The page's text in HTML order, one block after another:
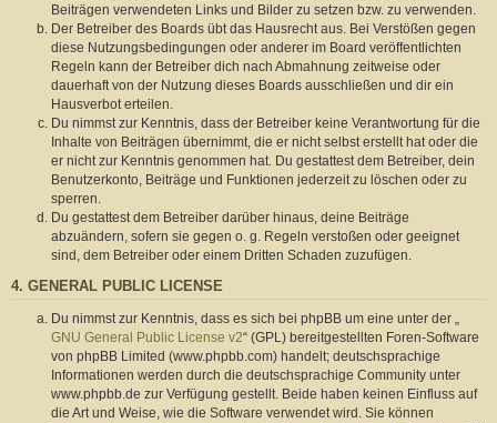
Beiträgen verwendeten Links und Bilder zu setzen bzw. zu verwenden.
Der Betreiber des Boards übt das Hausrecht aus. Bei Verstößen gegen
diese Nutzungsbedingungen oder anderer im Board veröffentlichten
Regeln kann der Betreiber dich nach Abmahnung zeitweise oder
dauerhaft von der Nutzung dieses Boards ausschließen und dir ein
Hausverbot erteilen.
Du nimmst zur Kenntnis, dass der Betreiber keine Verantwortung für die
Inhalte von Beiträgen übernimmt, die er nicht selbst erstellt hat oder die
er nicht zur Kenntnis genommen hat. Du gestattest dem Betreiber, dein
Benutzerkonto, Beiträge und Funktionen jederzeit zu löschen oder zu
sperren.
Du gestattest dem Betreiber darüber hinaus, deine Beiträge
abzuändern, sofern sie gegen o. g. Regeln verstoßen oder geeignet
sind, dem Betreiber oder einem Dritten Schaden zuzufügen.
4. GENERAL PUBLIC LICENSE
Du nimmst zur Kenntnis, dass es sich bei phpBB um eine unter der „
GNU General Public License v2“ (GPL) bereitgestellten Foren-Software
von phpBB Limited (www.phpbb.com) handelt; deutschsprachige
Informationen werden durch die deutschsprachige Community unter
www.phpbb.de zur Verfügung gestellt. Beide haben keinen Einfluss auf
die Art und Weise, wie die Software verwendet wird. Sie können